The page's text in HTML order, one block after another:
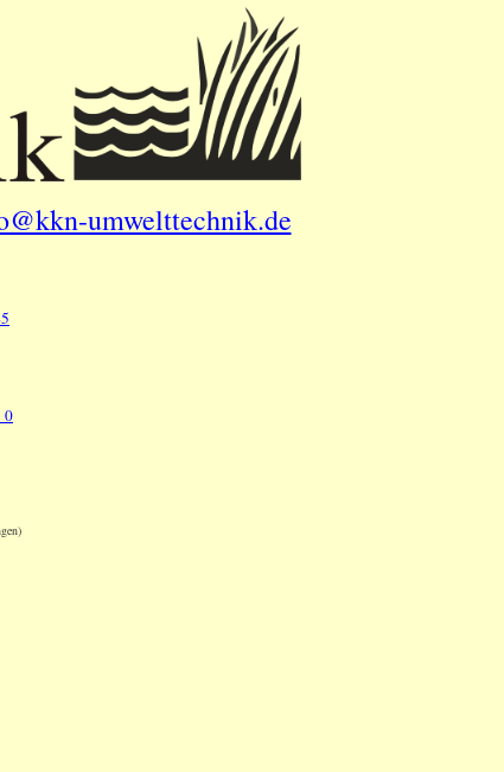
umwelttechnik.de
0